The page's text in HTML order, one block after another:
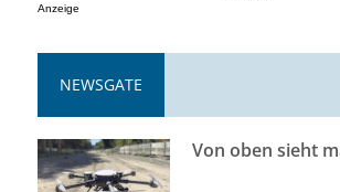
Anzeige
NEWSGATE
Von oben sieht